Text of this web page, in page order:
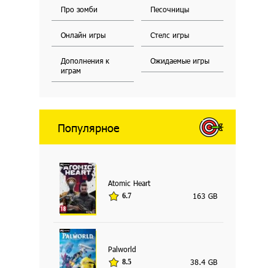
Про зомби Песочницы
Онлайн игры Стелс игры
Дополнения к
играм
Ожидаемые игры
Популярное
Atomic Heart
6.7 163 GB
Palworld
8.5 38.4 GB